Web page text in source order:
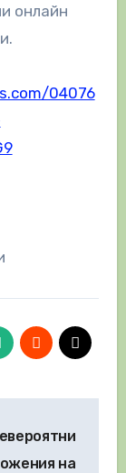
онлайн
04076
на